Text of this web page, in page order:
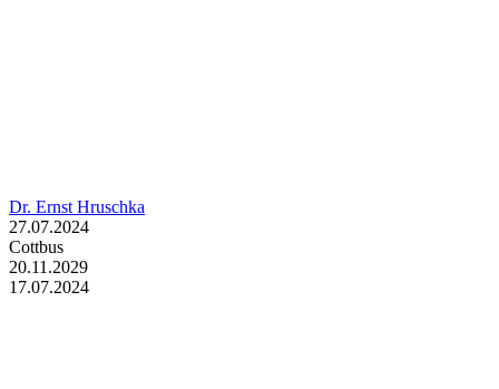
Dr. Ernst Hruschka
27.07.2024
Cottbus
20.11.2029
17.07.2024